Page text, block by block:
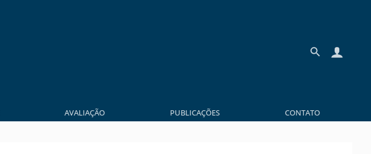
AVALIAÇÃO PUBLICAÇÕES CONTATO